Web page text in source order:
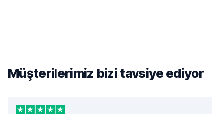
Müşterilerimiz bizi tavsiye ediyor